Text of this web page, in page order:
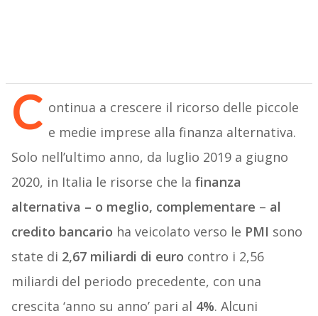
C ontinua a crescere il ricorso delle piccole
e medie imprese alla finanza alternativa.
Solo nell’ultimo anno, da luglio 2019 a giugno
2020, in Italia le risorse che la finanza
alternativa – o meglio, complementare – al
credito bancario ha veicolato verso le PMI sono
state di 2,67 miliardi di euro contro i 2,56
miliardi del periodo precedente, con una
crescita ‘anno su anno’ pari al 4%. Alcuni